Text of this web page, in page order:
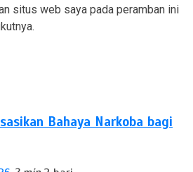
situs web saya pada peramban ini
Bahaya Narkoba bagi